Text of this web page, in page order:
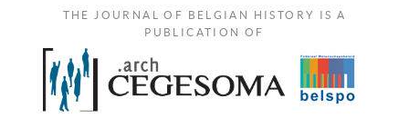
THE JOURNAL OF BELGIAN HISTORY IS A
PUBLICATION OF